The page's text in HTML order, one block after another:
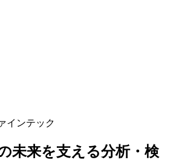
インテック
未来を支える分析・検